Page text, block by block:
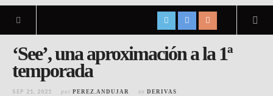
‘See’, una aproximación a la 1ª
temporada
SEP 21, 2021 por PEREZ.ANDUJAR en DERIVAS